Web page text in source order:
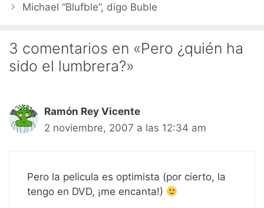
Michael “Blufble”, digo Buble
3 comentarios en «Pero ¿quién ha
sido el lumbrera?»
Ramón Rey Vicente
2 noviembre, 2007 a las 12:34 am
Pero la pelicula es optimista (por cierto, la
tengo en DVD, ¡me encanta!)